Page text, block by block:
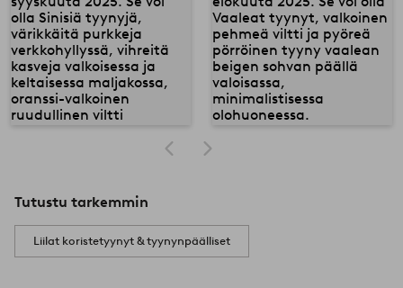
Tutustu tarkemmin
Liilat koristetyynyt & tyynynpäälliset